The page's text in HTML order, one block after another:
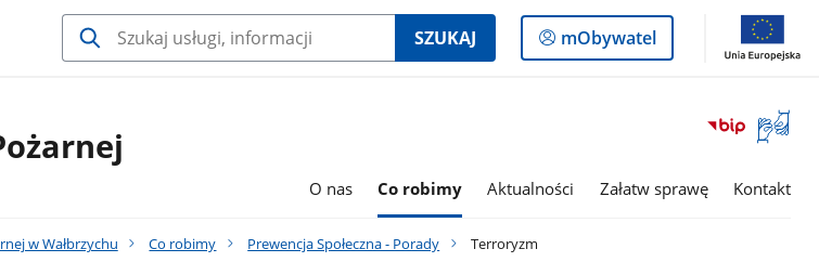
SZUKAJ
Logowanie
do
mObywatel
Otwórz
okno
O nas Co robimy Aktualności Załatw sprawę Kontakt
w Wałbrzychu Co robimy Prewencja Społeczna - Porady Terroryzm